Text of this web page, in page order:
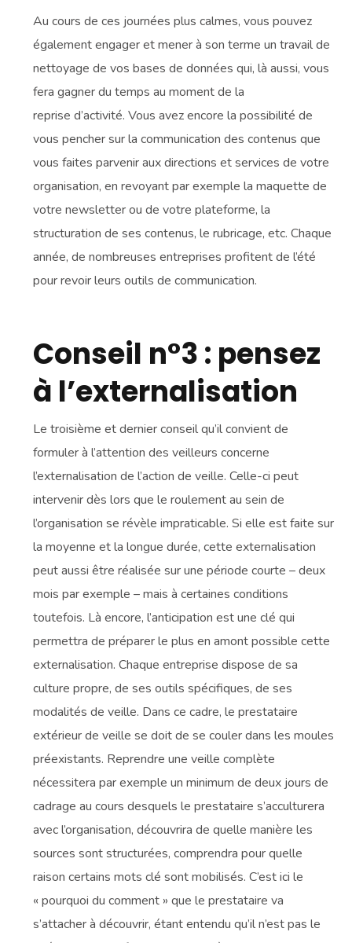
Au cours de ces journées plus calmes, vous pouvez
également engager et mener à son terme un travail de
nettoyage de vos bases de données qui, là aussi, vous
fera gagner du temps au moment de la
reprise d’activité. Vous avez encore la possibilité de
vous pencher sur la communication des contenus que
vous faites parvenir aux directions et services de votre
organisation, en revoyant par exemple la maquette de
votre newsletter ou de votre plateforme, la
structuration de ses contenus, le rubricage, etc. Chaque
année, de nombreuses entreprises profitent de l’été
pour revoir leurs outils de communication.
Conseil n°3 : pensez
à l’externalisation
Le troisième et dernier conseil qu’il convient de
formuler à l’attention des veilleurs concerne
l’externalisation de l’action de veille. Celle-ci peut
intervenir dès lors que le roulement au sein de
l’organisation se révèle impraticable. Si elle est faite sur
la moyenne et la longue durée, cette externalisation
peut aussi être réalisée sur une période courte – deux
mois par exemple – mais à certaines conditions
toutefois. Là encore, l’anticipation est une clé qui
permettra de préparer le plus en amont possible cette
externalisation. Chaque entreprise dispose de sa
culture propre, de ses outils spécifiques, de ses
modalités de veille. Dans ce cadre, le prestataire
extérieur de veille se doit de se couler dans les moules
préexistants. Reprendre une veille complète
nécessitera par exemple un minimum de deux jours de
cadrage au cours desquels le prestataire s’acculturera
avec l’organisation, découvrira de quelle manière les
sources sont structurées, comprendra pour quelle
raison certains mots clé sont mobilisés. C’est ici le
« pourquoi du comment » que le prestataire va
s’attacher à découvrir, étant entendu qu’il n’est pas le